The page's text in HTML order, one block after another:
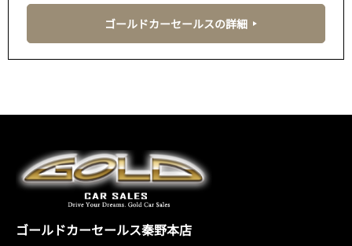
ゴールドカーセールスの詳細
ゴールドカーセールス秦野本店